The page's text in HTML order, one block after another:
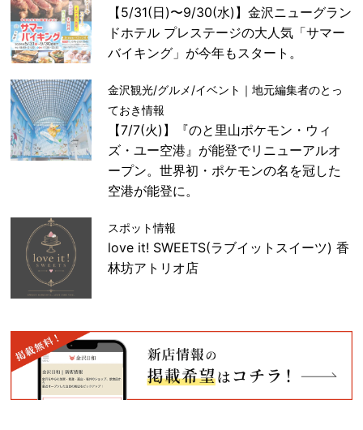
【5/31(日)〜9/30(水)】金沢ニューグラン
ドホテル プレステージの大人気「サマー
バイキング」が今年もスタート。
金沢観光/グルメ/イベント｜地元編集者のとっ
ておき情報
【7/7(火)】『のと里山ポケモン・ウィ
ズ・ユー空港』が能登でリニューアルオ
ープン。世界初・ポケモンの名を冠した
空港が能登に。
スポット情報
love it! SWEETS(ラブイットスイーツ) 香
林坊アトリオ店